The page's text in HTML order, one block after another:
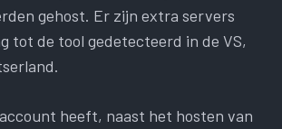
gehost. Er zijn extra servers
tot de tool gedetecteerd in de VS,
heeft, naast het hosten van